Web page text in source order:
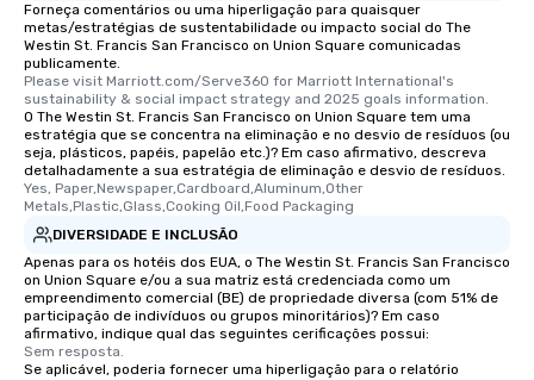
Forneça comentários ou uma hiperligação para quaisquer
metas/estratégias de sustentabilidade ou impacto social do The
Westin St. Francis San Francisco on Union Square comunicadas
publicamente.
Please visit Marriott.com/Serve360 for Marriott International's
sustainability & social impact strategy and 2025 goals information.
O The Westin St. Francis San Francisco on Union Square tem uma
estratégia que se concentra na eliminação e no desvio de resíduos (ou
seja, plásticos, papéis, papelão etc.)? Em caso afirmativo, descreva
detalhadamente a sua estratégia de eliminação e desvio de resíduos.
Yes, Paper,Newspaper,Cardboard,Aluminum,Other
Metals,Plastic,Glass,Cooking Oil,Food Packaging
DIVERSIDADE E INCLUSÃO
Apenas para os hotéis dos EUA, o The Westin St. Francis San Francisco
on Union Square e/ou a sua matriz está credenciada como um
empreendimento comercial (BE) de propriedade diversa (com 51% de
participação de indivíduos ou grupos minoritários)? Em caso
afirmativo, indique qual das seguintes cerificações possui:
Sem resposta.
Se aplicável, poderia fornecer uma hiperligação para o relatório